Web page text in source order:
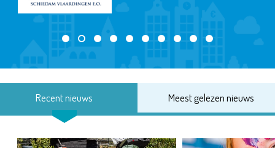
Recent nieuws Meest gelezen nieuws